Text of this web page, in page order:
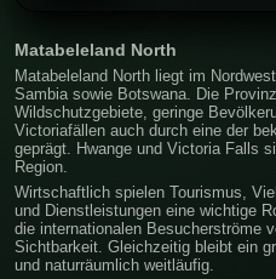
Matabeleland North
Matabeleland North liegt im
Sambia sowie Botswana. Die
Wildschutzgebiete, geringe
Victoriafällen auch durch eine der
geprägt. Hwange und Victoria Falls
Region.
Wirtschaftlich spielen Tourismus,
und Dienstleistungen eine wichtige
die internationalen Besucherströme
Sichtbarkeit. Gleichzeitig bleibt ein
und naturräumlich weitläufig.